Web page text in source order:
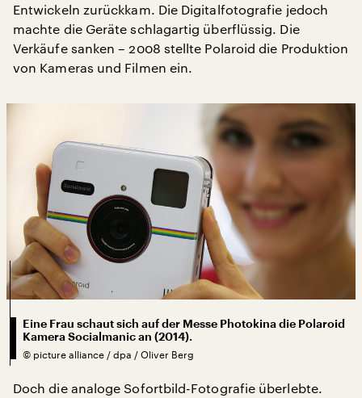
Entwickeln zurückkam. Die Digitalfotografie jedoch
machte die Geräte schlagartig überflüssig. Die
Verkäufe sanken – 2008 stellte Polaroid die Produktion
von Kameras und Filmen ein.
Eine Frau schaut sich auf der Messe Photokina die Polaroid
Kamera Socialmanic an (2014).
© picture alliance / dpa / Oliver Berg
Doch die analoge Sofortbild-Fotografie überlebte.